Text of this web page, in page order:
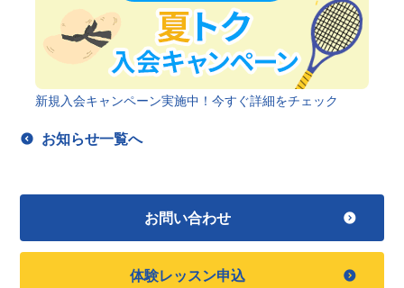
新規入会キャンペーン実施中！今すぐ詳細をチェック
お知らせ一覧へ
お問い合わせ
体験レッスン申込